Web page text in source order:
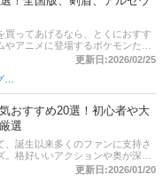
ンキングも掲載しています。ま
人気ランキングのリンクもある
ましょう。
買ってあげるなら、とくにおすす
アニメに登場するポケモンたち
読んでもらえること間違いなし。
のごとを調べる力も身につきま
その種類はひとつではなく、本
の数も同じではありません。そこ
入するにあたっての選び方や、
誕生日やクリスマスのプレゼン
してみてください。チャート図
くださいね。比較一覧表、通販
ので、口コミや評判もチェック
更新日:2026/02/25
おすすめ20選！初心者や大
選
、誕生以来多くのファンに支持さ
格好いいアクションや奥が深い
、近年では仮面ライダーへの出演
。大人にとっても目が離せない
更新日:2026/01/20